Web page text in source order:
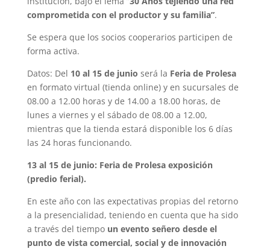
comprometida con el productor y su familia”.
Se espera que los socios cooperarios participen de
forma activa.
Datos: Del 10 al 15 de junio será la Feria de Prolesa
en formato virtual (tienda online) y en sucursales de
08.00 a 12.00 horas y de 14.00 a 18.00 horas, de
lunes a viernes y el sábado de 08.00 a 12.00,
mientras que la tienda estará disponible los 6 días
las 24 horas funcionando.
13 al 15 de junio: Feria de Prolesa exposición
(predio ferial).
En este año con las expectativas propias del retorno
a la presencialidad, teniendo en cuenta que ha sido
a través del tiempo un evento señero desde el
punto de vista comercial, social y de innovación